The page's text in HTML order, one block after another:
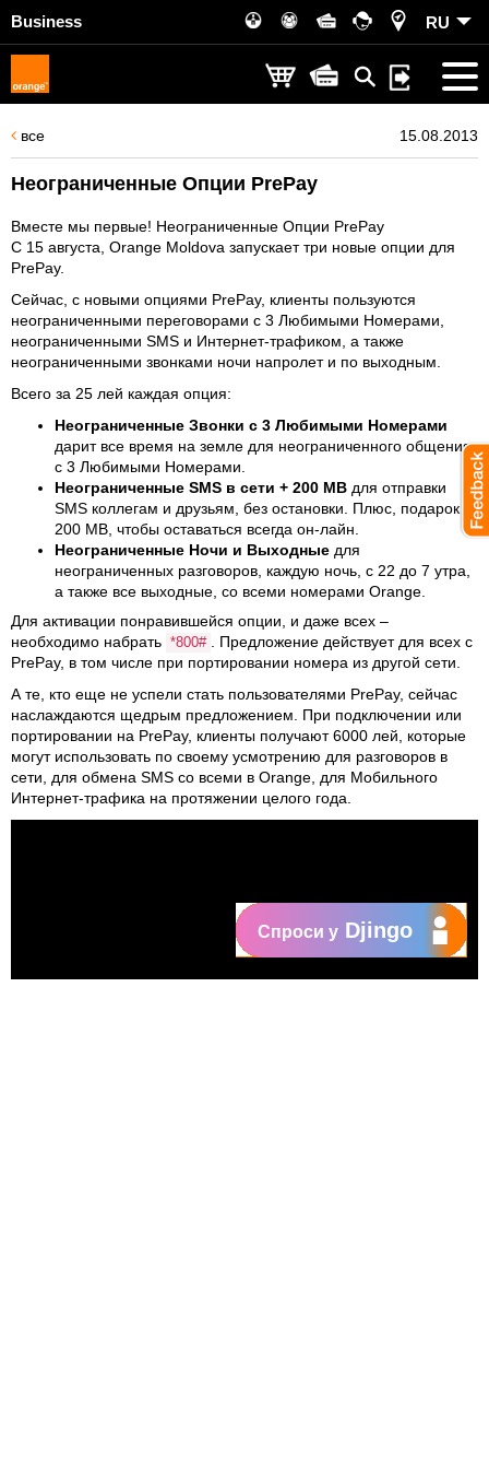
Business RU
все 15.08.2013
Неограниченные Опции PrePay
Вместе мы первые! Неограниченные Опции PrePay
С 15 августа, Orange Moldova запускает три новые опции для
PrePay.
Сейчас, с новыми опциями PrePay, клиенты пользуются
неограниченными переговорами с 3 Любимыми Номерами,
неограниченными SMS и Интернет-трафиком, а также
неограниченными звонками ночи напролет и по выходным.
Всего за 25 лей каждая опция:
Неограниченные Звонки с 3 Любимыми Номерами
дарит все время на земле для неограниченного общения
с 3 Любимыми Номерами.
Неограниченные SMS в сети + 200 MB для отправки
SMS коллегам и друзьям, без остановки. Плюс, подарок
200 MB, чтобы оставаться всегда он-лайн.
Неограниченные Ночи и Выходные для
неограниченных разговоров, каждую ночь, с 22 до 7 утра,
а также все выходные, со всеми номерами Orange.
Для активации понравившейся опции, и даже всех –
необходимо набрать *800#
. Предложение действует для всех с
PrePay, в том числе при портировании номера из другой сети.
А те, кто еще не успели стать пользователями PrePay, сейчас
наслаждаются щедрым предложением. При подключении или
портировании на PrePay, клиенты получают 6000 лей, которые
могут использовать по своему усмотрению для разговоров в
сети, для обмена SMS со всеми в Orange, для Мобильного
Интернет-трафика на протяжении целого года.
Спроси у Djingo